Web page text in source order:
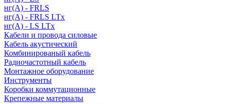
нг(А) - FRLS
нг(А) - FRLS LTx
нг(А) - LS LTx
Кабели и провода силовые
Кабель акустический
Комбинированый кабель
Радиочастотный кабель
Монтажное оборудование
Инструменты
Коробки коммутационные
Крепежные материалы